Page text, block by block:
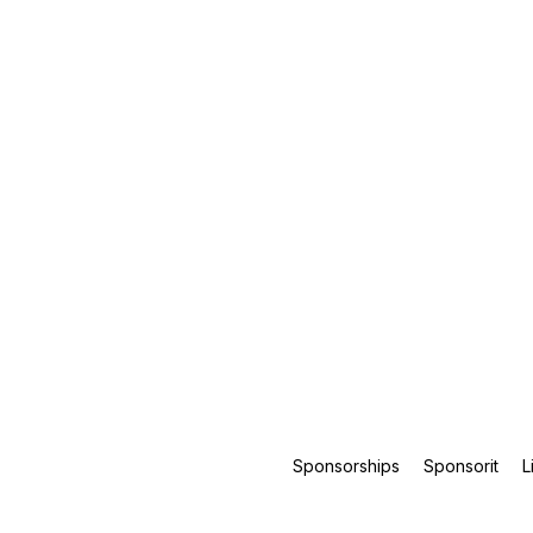
Sponsorships Sponsorit